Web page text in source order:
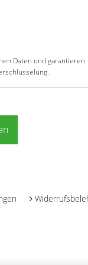
Daten und garantieren